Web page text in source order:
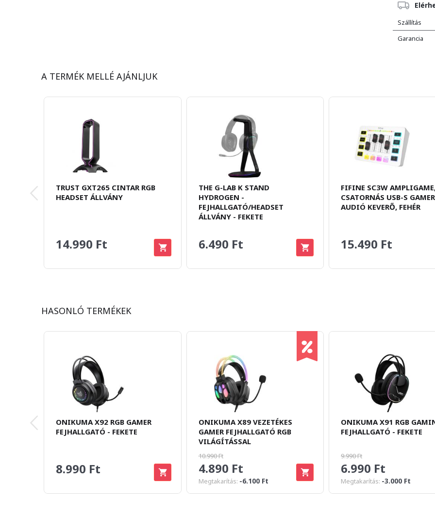
Szállítás
Garancia
A TERMÉK MELLÉ AJÁNLJUK
TRUST GXT265 CINTAR RGB
HEADSET ÁLLVÁNY
14.990 Ft
THE G-LAB K STAND
HYDROGEN -
FEJHALLGATÓ/HEADSET
ÁLLVÁNY - FEKETE
6.490 Ft
FIFINE SC3W
CSATORNÁS USB-S GAMER
AUDIÓ KEVERŐ, FEHÉR
15.490 Ft
HASONLÓ TERMÉKEK
ONIKUMA X92 RGB GAMER
FEJHALLGATÓ - FEKETE
8.990 Ft
ONIKUMA X89 VEZETÉKES
GAMER FEJHALLGATÓ RGB
VILÁGÍTÁSSAL
10.990 Ft
4.890 Ft
Megtakarítás: -6.100 Ft
ONIKUMA X91 RGB
FEJHALLGATÓ - FEKETE
9.990 Ft
6.990 Ft
Megtakarítás: -3.000 Ft